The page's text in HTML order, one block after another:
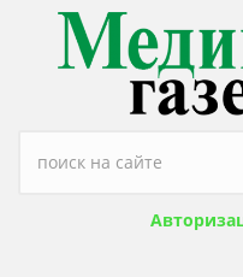
Перейти к основному
Форма поиска